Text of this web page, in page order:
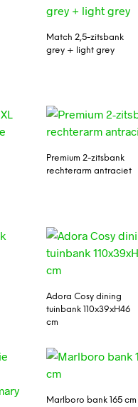
Match 2,5-zitsbank
grey + light grey
Premium 2-zitsbank
rechterarm antraciet
Adora Cosy dining
tuinbank 110x39xH46
cm
Marlboro bank 165 cm